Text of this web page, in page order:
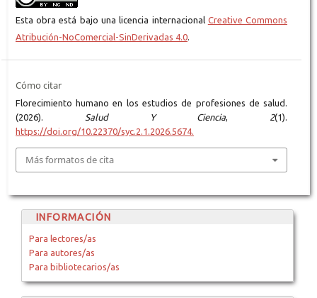
Esta obra está bajo una licencia internacional Creative Commons
Atribución-NoComercial-SinDerivadas 4.0.
Cómo citar
Florecimiento humano en los estudios de profesiones de salud.
(2026). Salud Y Ciencia, 2(1).
https://doi.org/10.22370/syc.2.1.2026.5674.
Más formatos de cita
INFORMACIÓN
Para lectores/as
Para autores/as
Para bibliotecarios/as